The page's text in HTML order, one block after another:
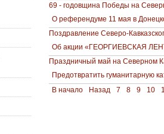
69 - годовщина Победы на
О референдуме 11 мая в
Поздравление Северо-
Об акции «ГЕОРГИЕВСКАЯ
Праздничный май на Северном
Предотвратить гуманитарную
В начало
Назад 7 8 9 10